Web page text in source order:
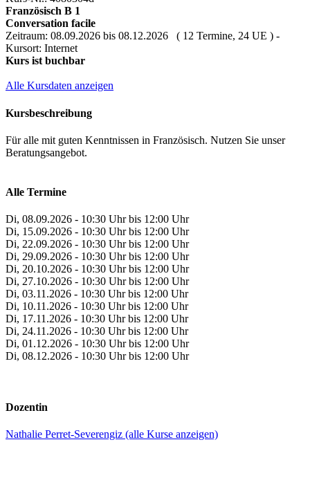
Französisch B 1
Conversation facile
Zeitraum: 08.09.2026 bis 08.12.2026 ( 12 Termine, 24 UE ) -
Kursort: Internet
Kurs ist buchbar
Alle Kursdaten anzeigen
Kursbeschreibung
Für alle mit guten Kenntnissen in Französisch. Nutzen Sie unser
Beratungsangebot.
Alle Termine
Di, 08.09.2026 - 10:30 Uhr bis 12:00 Uhr
Di, 15.09.2026 - 10:30 Uhr bis 12:00 Uhr
Di, 22.09.2026 - 10:30 Uhr bis 12:00 Uhr
Di, 29.09.2026 - 10:30 Uhr bis 12:00 Uhr
Di, 20.10.2026 - 10:30 Uhr bis 12:00 Uhr
Di, 27.10.2026 - 10:30 Uhr bis 12:00 Uhr
Di, 03.11.2026 - 10:30 Uhr bis 12:00 Uhr
Di, 10.11.2026 - 10:30 Uhr bis 12:00 Uhr
Di, 17.11.2026 - 10:30 Uhr bis 12:00 Uhr
Di, 24.11.2026 - 10:30 Uhr bis 12:00 Uhr
Di, 01.12.2026 - 10:30 Uhr bis 12:00 Uhr
Di, 08.12.2026 - 10:30 Uhr bis 12:00 Uhr
Dozentin
Nathalie Perret-Severengiz (alle Kurse anzeigen)